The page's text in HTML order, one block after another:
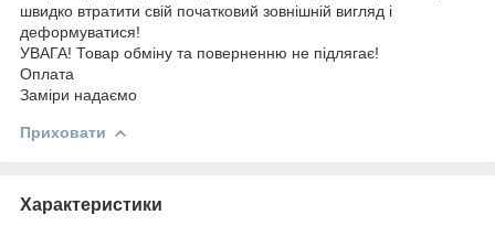
швидко втратити свій початковий зовнішній вигляд і
деформуватися!
УВАГА! Товар обміну та поверненню не підлягає!
Оплата
Заміри надаємо
Приховати
Характеристики